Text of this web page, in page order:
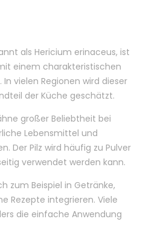
als Hericium erinaceus, ist
einem charakteristischen
vielen Regionen wird dieser
der Küche geschätzt.
großer Beliebtheit bei
Lebensmittel und
Der Pilz wird häufig zu Pulver
verwendet werden kann.
zum Beispiel in Getränke,
Rezepte integrieren. Viele
die einfache Anwendung